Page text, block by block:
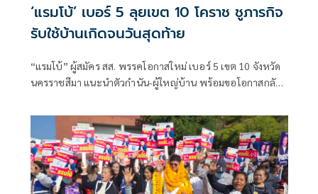
‘แรมโบ้’ เบอร์ 5 ลุยเขต 10 โคราช ชูภารกิจ
รับใช้บ้านเกิดจนวันสุดท้าย
“แรมโบ้” ผู้สมัคร สส. พรรคโอกาสใหม่ เบอร์ 5 เขต 10 จังหวัด
นครราชสีมา แนะนำตัวกำนัน-ผู้ใหญ่บ้าน พร้อมขอโอกาสกลับ